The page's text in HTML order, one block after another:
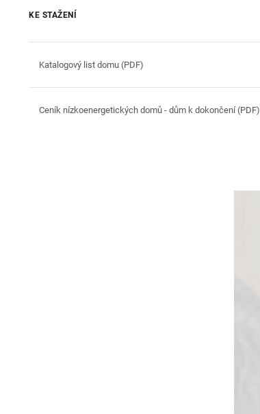
KE STAŽENÍ
Katalogový list domu (PDF)
Ceník nízkoenergetických domů - dům k dokončení (PDF)